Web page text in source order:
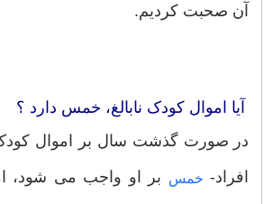
آن صحبت کردیم.
آیا اموال کودک نابالغ، خمس دارد ؟
در صورت گذشت سال بر اموال کودک
افراد- خمس بر او واجب می شود،